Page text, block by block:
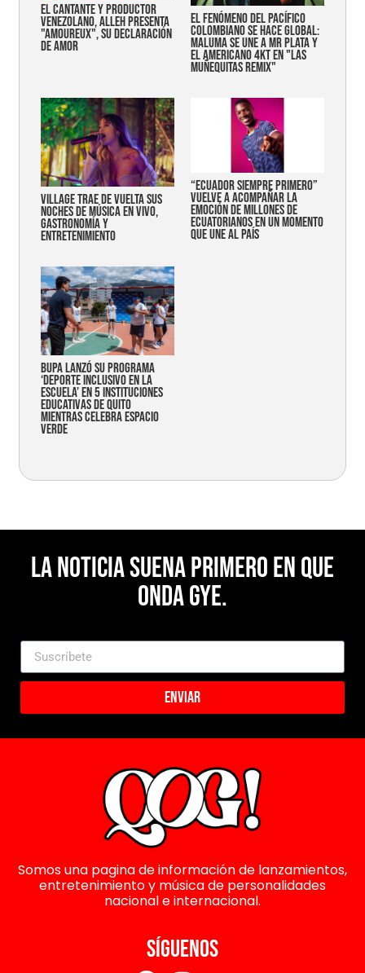
EL CANTANTE Y PRODUCTOR
VENEZOLANO, ALLEH PRESENTA
"AMOUREUX", SU DECLARACIÓN
DE AMOR
EL FENÓMENO DEL PACÍFICO
COLOMBIANO SE HACE GLOBAL:
MALUMA SE UNE A MR PLATA Y
EL AMERICANO 4KT EN "LAS
MUÑEQUITAS REMIX"
Village trae de vuelta sus
noches de música en vivo,
gastronomía y
entretenimiento
“Ecuador siempre primero”
vuelve a acompañar la
emoción de millones de
ecuatorianos en un momento
que une al país
Bupa lanzó su programa
‘Deporte Inclusivo en la
Escuela’ en 5 instituciones
educativas de Quito
mientras celebra espacio
verde
La noticia suena primero en Que
Onda Gye.
Enviar
Somos una pagina de información de lanzamientos,
entretenimiento y música de personalidades
nacional e internacional.
SÍGUENOS